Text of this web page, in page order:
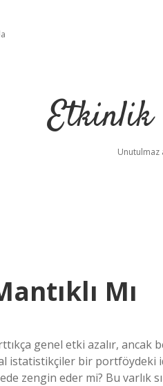
Etkinlik
Unutulmaz
Mı
genel etki azalır,
bir portföydeki
zengin eder mi? Bu varlık